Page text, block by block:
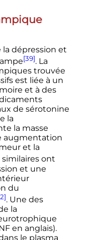
dépression et
[39]. La
trouvée
est liée à un
et à des
de sérotonine
la
la masse
augmentation
et la
similaires ont
et une
du
. Une des
la
en anglais).
le plasma